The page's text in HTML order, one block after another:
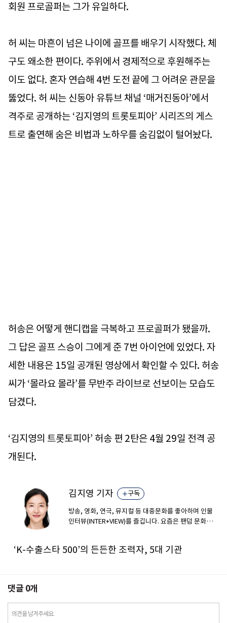
회원 프로골퍼는 그가 유일하다.
허 씨는 마흔이 넘은 나이에 골프를 배우기 시작했다. 체
구도 왜소한 편이다. 주위에서 경제적으로 후원해주는
이도 없다. 혼자 연습해 4번 도전 끝에 그 어려운 관문을
뚫었다. 허 씨는 신동아 유튜브 채널 ‘매거진동아’에서
격주로 공개하는 ‘김지영의 트롯토피아’ 시리즈의 게스
트로 출연해 숨은 비법과 노하우를 숨김없이 털어놨다.
허송은 어떻게 핸디캡을 극복하고 프로골퍼가 됐을까.
그 답은 골프 스승이 그에게 준 7번 아이언에 있었다. 자
세한 내용은 15일 공개된 영상에서 확인할 수 있다. 허송
씨가 ‘몰라요 몰라’를 무반주 라이브로 선보이는 모습도
담겼다.
‘김지영의 트롯토피아’ 허송 편 2탄은 4월 29일 전격 공
개된다.
김지영 기자 구독
방송, 영화, 연극, 뮤지컬 등 대중문화를 좋아하며 인물
인터뷰(INTER+VIEW)를 즐깁니다. 요즘은 팬덤 문화와
‘K-수출스타 500’의 든든한 조력자, 5대 기관
댓글 0개
의견을 남겨주세요.